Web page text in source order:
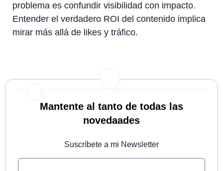
problema es confundir visibilidad con impacto.
Entender el verdadero ROI del contenido implica
mirar más allá de likes y tráfico.
Mantente al tanto de todas las
novedaades
Suscríbete a mi Newsletter